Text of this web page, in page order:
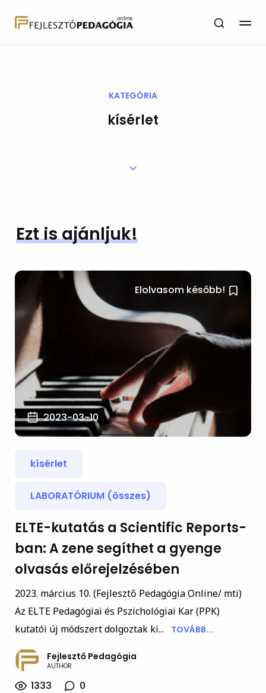
KATEGÓRIA
kísérlet
Ezt is ajánljuk!
Elolvasom később!
2023-03-10
kísérlet
LABORATÓRIUM (összes)
ELTE-kutatás a Scientific Reports-
ban: A zene segíthet a gyenge
olvasás előrejelzésében
2023. március 10. (Fejlesztő Pedagógia Online/ mti)
Az ELTE Pedagógiai és Pszichológiai Kar (PPK)
kutatói új módszert dolgoztak ki...
TOVÁBB...
Fejlesztő Pedagógia
AUTHOR
1333 0